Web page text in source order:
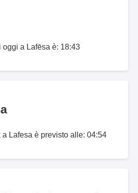
oggi a Lafēsa è: 18:43
a Lafesa è previsto alle: 04:54